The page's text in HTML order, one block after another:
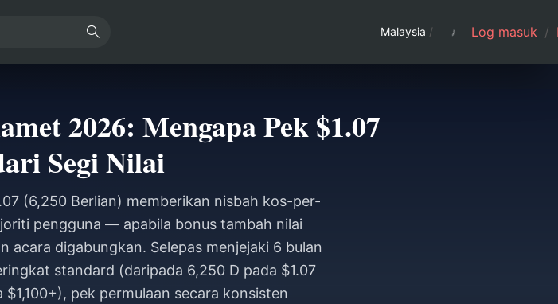
Malaysia / Log masuk /
2026: Mengapa Pek $1.07
Segi Nilai
(6,250 Berlian) memberikan nisbah kos-per-
pengguna — apabila bonus tambah nilai
acara digabungkan. Selepas menjejaki 6 bulan
standard (daripada 6,250 D pada $1.07
pek permulaan secara konsisten